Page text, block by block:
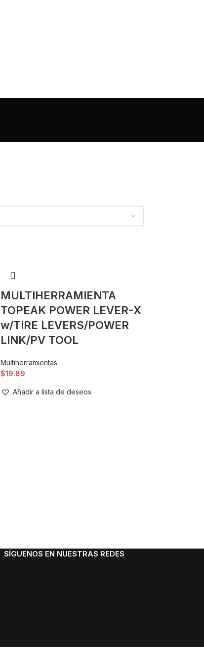
MULTIHERRAMIENTA
TOPEAK POWER LEVER-X
w/TIRE LEVERS/POWER
LINK/PV TOOL
Multiherramientas
$19.89
Añadir a lista de deseos
SÍGUENOS EN NUESTRAS REDES